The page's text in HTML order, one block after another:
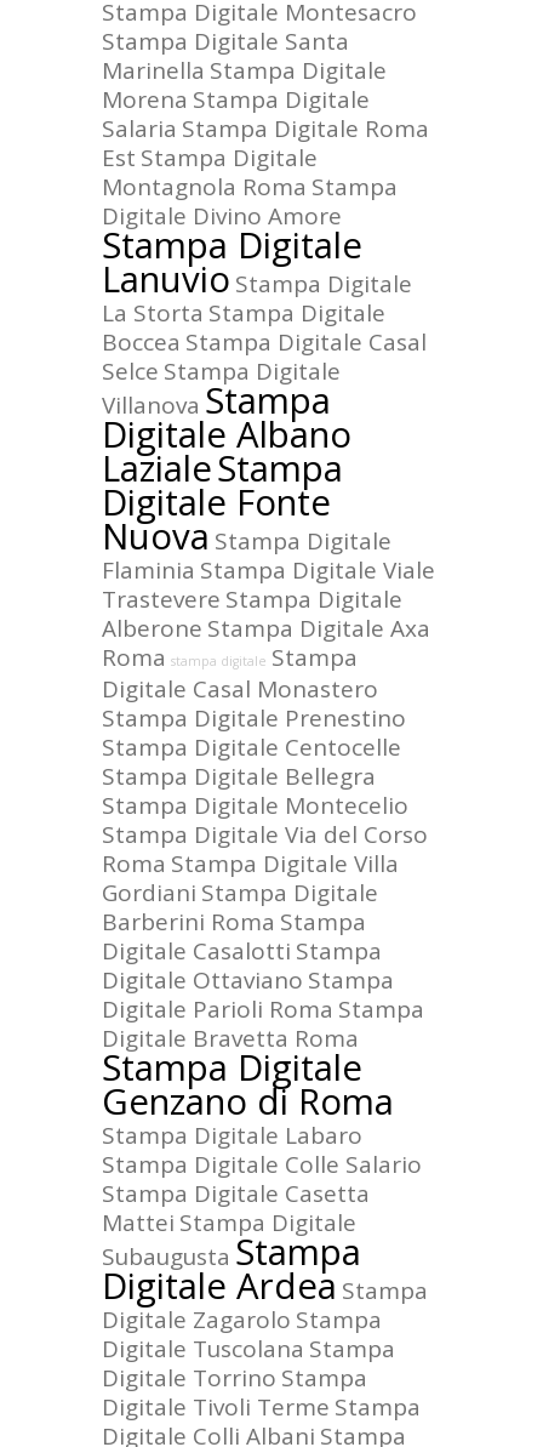
Stampa Digitale Montesacro
Stampa Digitale Santa
Marinella Stampa Digitale
Morena Stampa Digitale
Salaria Stampa Digitale Roma
Est Stampa Digitale
Montagnola Roma Stampa
Digitale Divino Amore
Stampa Digitale
Lanuvio Stampa Digitale
La Storta Stampa Digitale
Boccea Stampa Digitale Casal
Selce Stampa Digitale
Villanova Stampa
Digitale Albano
LazialeStampa
Digitale Fonte
Nuova Stampa Digitale
Flaminia Stampa Digitale Viale
Trastevere Stampa Digitale
Alberone Stampa Digitale Axa
Roma stampa digitale Stampa
Digitale Casal Monastero
Stampa Digitale Prenestino
Stampa Digitale Centocelle
Stampa Digitale Bellegra
Stampa Digitale Montecelio
Stampa Digitale Via del Corso
Roma Stampa Digitale Villa
Gordiani Stampa Digitale
Barberini Roma Stampa
Digitale Casalotti Stampa
Digitale Ottaviano Stampa
Digitale Parioli Roma Stampa
Digitale Bravetta Roma
Stampa Digitale
Genzano di Roma
Stampa Digitale Labaro
Stampa Digitale Colle Salario
Stampa Digitale Casetta
Mattei Stampa Digitale
Subaugusta Stampa
Digitale Ardea Stampa
Digitale Zagarolo Stampa
Digitale Tuscolana Stampa
Digitale Torrino Stampa
Digitale Tivoli Terme Stampa
Digitale Colli Albani Stampa